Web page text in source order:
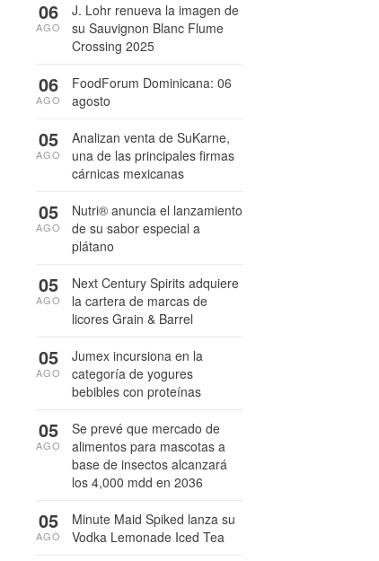
J. Lohr renueva la imagen de
su Sauvignon Blanc Flume
Crossing 2025
06
AGO
FoodForum Dominicana: 06
agosto
06
AGO
Analizan venta de SuKarne,
una de las principales firmas
cárnicas mexicanas
05
AGO
Nutri® anuncia el lanzamiento
de su sabor especial a
plátano
05
AGO
Next Century Spirits adquiere
la cartera de marcas de
licores Grain & Barrel
05
AGO
Jumex incursiona en la
categoría de yogures
bebibles con proteínas
05
AGO
Se prevé que mercado de
alimentos para mascotas a
base de insectos alcanzará
los 4,000 mdd en 2036
05
AGO
Minute Maid Spiked lanza su
Vodka Lemonade Iced Tea
05
AGO